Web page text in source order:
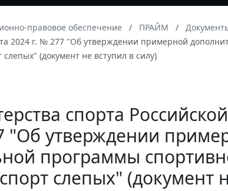
правовое обеспечение ПРАЙМ
2024 г. № 277 "Об утверждении примерной
(документ не вступил в силу)
спорта
"Об утверждении
программы
слепых" (документ